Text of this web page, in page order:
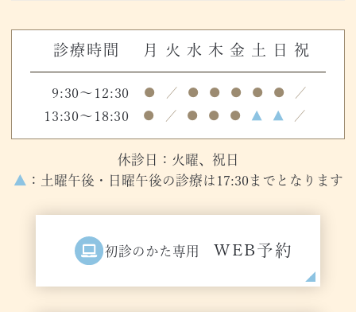
診療時間 月 火 水 木 金 土 日 祝
9:30～12:30 ● ／ ● ● ● ● ● ／
13:30～18:30 ● ／ ● ● ● ▲ ▲ ／
休診日：火曜、祝日
▲ ：土曜午後・日曜午後の診療は17:30までとなります
初診のかた専用 WEB予約